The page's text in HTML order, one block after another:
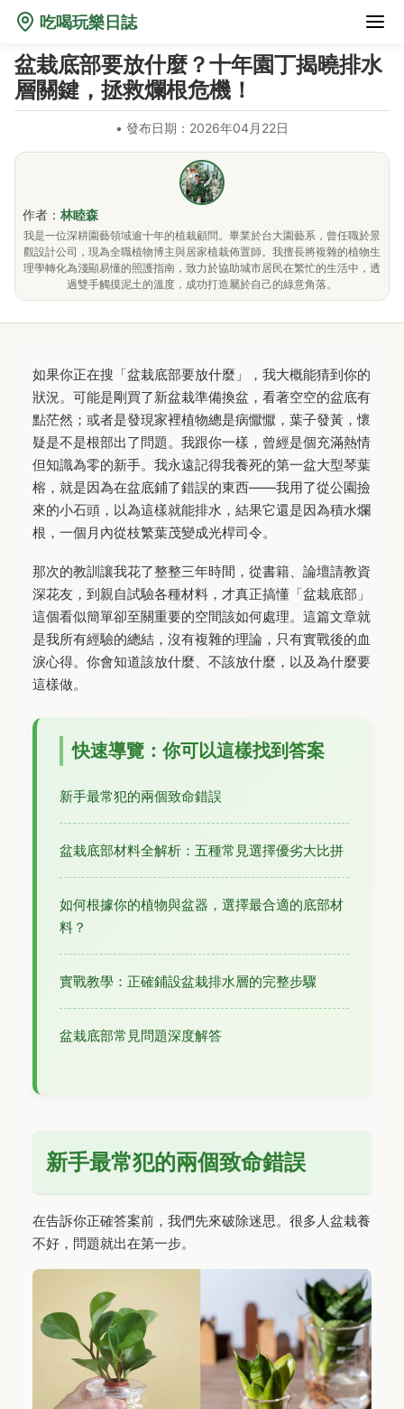
吃喝玩樂日誌
盆栽底部要放什麼？十年園丁揭曉排水
層關鍵，拯救爛根危機！
• 發布日期：2026年04月22日
作者： 林睦森
我是一位深耕園藝領域逾十年的植栽顧問。畢業於台大園藝系，曾任職於景
觀設計公司，現為全職植物博主與居家植栽佈置師。我擅長將複雜的植物生
理學轉化為淺顯易懂的照護指南，致力於協助城市居民在繁忙的生活中，透
過雙手觸摸泥土的溫度，成功打造屬於自己的綠意角落。
如果你正在搜「盆栽底部要放什麼」，我大概能猜到你的
狀況。可能是剛買了新盆栽準備換盆，看著空空的盆底有
點茫然；或者是發現家裡植物總是病懨懨，葉子發黃，懷
疑是不是根部出了問題。我跟你一樣，曾經是個充滿熱情
但知識為零的新手。我永遠記得我養死的第一盆大型琴葉
榕，就是因為在盆底鋪了錯誤的東西——我用了從公園撿
來的小石頭，以為這樣就能排水，結果它還是因為積水爛
根，一個月內從枝繁葉茂變成光桿司令。
那次的教訓讓我花了整整三年時間，從書籍、論壇請教資
深花友，到親自試驗各種材料，才真正搞懂「盆栽底部」
這個看似簡單卻至關重要的空間該如何處理。這篇文章就
是我所有經驗的總結，沒有複雜的理論，只有實戰後的血
淚心得。你會知道該放什麼、不該放什麼，以及為什麼要
這樣做。
快速導覽：你可以這樣找到答案
新手最常犯的兩個致命錯誤
盆栽底部材料全解析：五種常見選擇優劣大比拼
如何根據你的植物與盆器，選擇最合適的底部材
料？
實戰教學：正確鋪設盆栽排水層的完整步驟
盆栽底部常見問題深度解答
新手最常犯的兩個致命錯誤
在告訴你正確答案前，我們先來破除迷思。很多人盆栽養
不好，問題就出在第一步。